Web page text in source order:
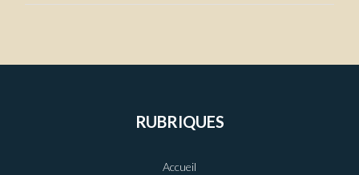
RUBRIQUES
Accueil